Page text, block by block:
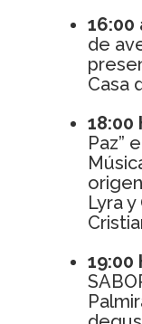
16:00
de
Casa
18:00
Paz”
Lyra
19:00